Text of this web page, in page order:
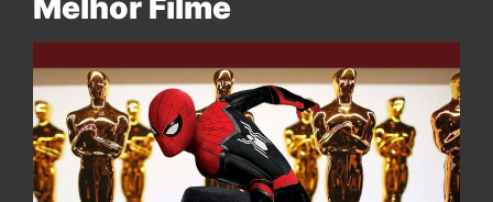
Melhor Filme